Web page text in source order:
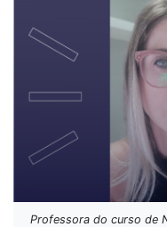
Professora do curso de